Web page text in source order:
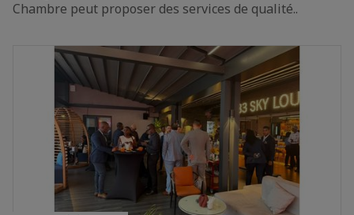
Chambre peut proposer des services de qualité..